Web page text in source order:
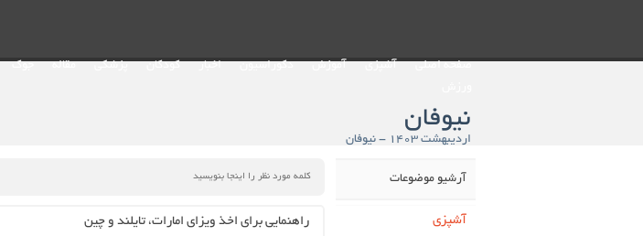
نیوفان
اردیبهشت ۱۴۰۳ - نیوفان
راهنمایی برای اخذ ویزای امارات، تایلند و چین
آرشیو موضوعات
آشپزی